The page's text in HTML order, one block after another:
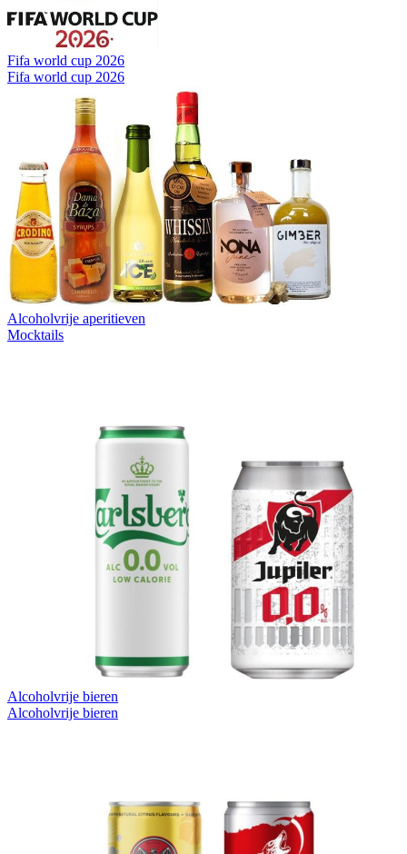
Fifa world cup 2026
Fifa world cup 2026
Alcoholvrije aperitieven
Mocktails
Alcoholvrije bieren
Alcoholvrije bieren